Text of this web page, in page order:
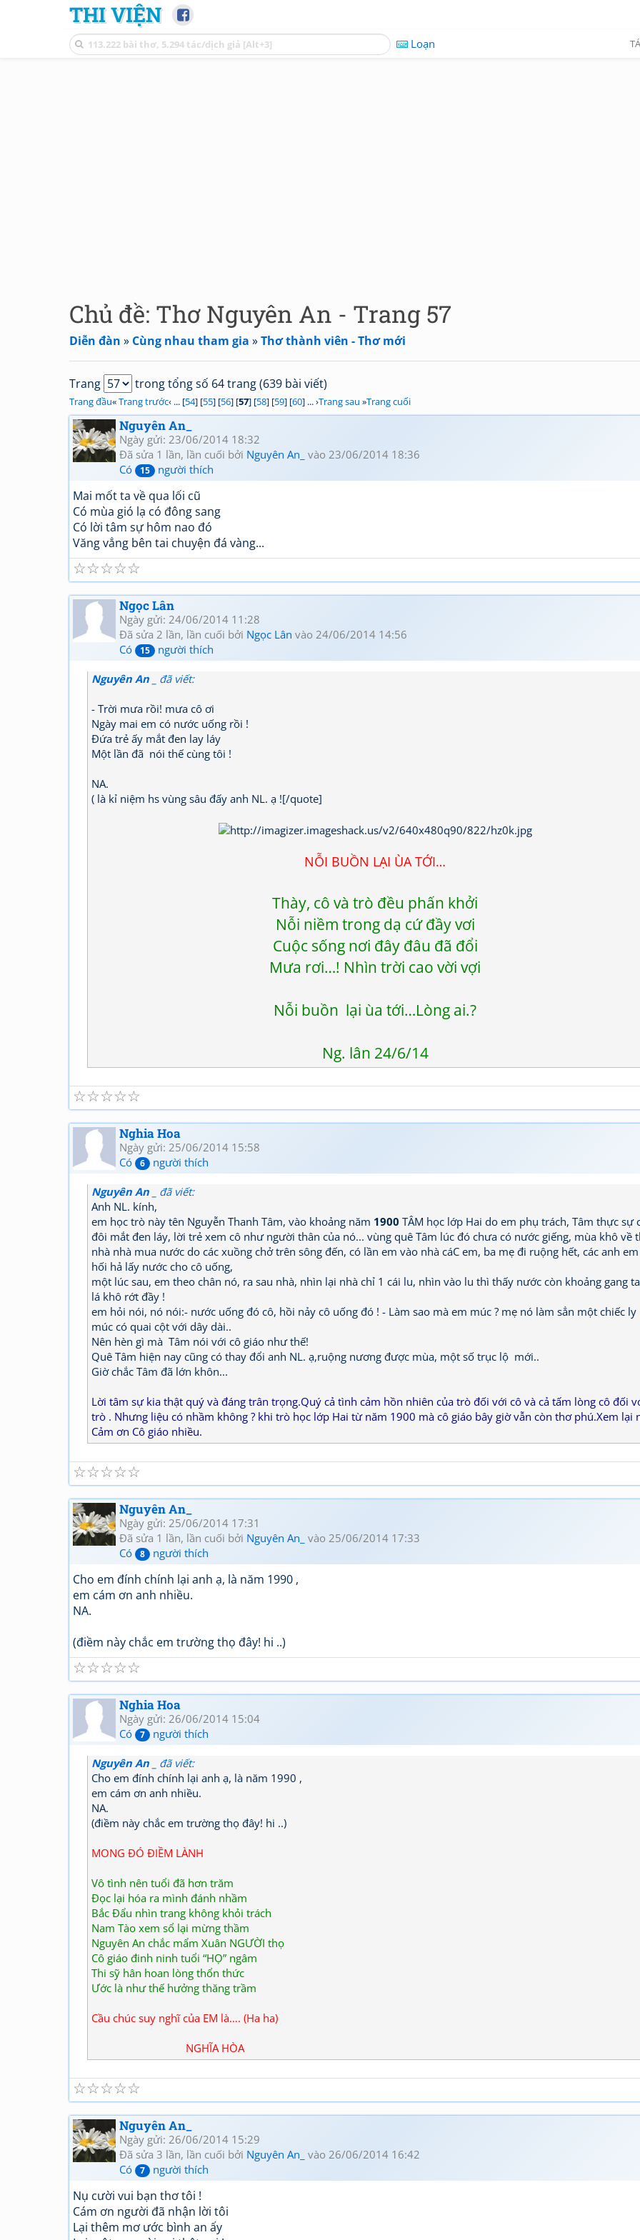
THI VIỆN
Loạn
Chủ đề: Thơ Nguyên An - Trang 57
Diễn đàn » Cùng nhau tham gia »Thơ thành viên - Thơ mới
Trang trong tổng số 64 trang (639 bài viết)
Trang đầu«Trang trước‹ ... [54] [55] [56] [57] [58] [59] [60] ... ›Trang sau »Trang cuối
Nguyên An_
Ngày gửi: 23/06/2014 18:32
Đã sửa 1 lần, lần cuối bởi Nguyên An_ vào 23/06/2014 18:36
Có
15 người thích
Mai mốt ta về qua lối cũ
Có mùa gió lạ có đông sang
Có lời tâm sự hôm nao đó
Văng vẳng bên tai chuyện đá vàng...
☆
☆
☆
☆
☆
Ngọc Lân
Ngày gửi: 24/06/2014 11:28
Đã sửa 2 lần, lần cuối bởi Ngọc Lân vào 24/06/2014 14:56
Có
15 người thích
Nguyên An _ đã viết:
- Trời mưa rồi! mưa cô ơi
Ngày mai em có nước uống rồi !
Đứa trẻ ấy mắt đen lay láy
Một lần đã nói thế cùng tôi !
NA.
( là kỉ niệm hs vùng sâu đấy anh NL. ạ ![/quote]
NỖI BUỒN LẠI ÙA TỚI…
Thày, cô và trò đều phấn khởi
Nỗi niềm trong dạ cứ đầy vơi
Cuộc sống nơi đây đâu đã đổi
Mưa rơi…! Nhìn trời cao vời vợi
Nỗi buồn lại ùa tới…Lòng ai.?
Ng. lân 24/6/14
☆
☆
☆
☆
☆
Nghia Hoa
Ngày gửi: 25/06/2014 15:58
Có
6 người thích
Nguyên An _
đã viết:
Anh NL. kính,
em học trò này tên Nguyễn Thanh Tâm, vào khoảng năm 1900 TÂM học lớp Hai do em phụ trách, Tâm thực sự
đôi mắt đen láy, lời trẻ xem cô như người thân của nó... vùng quê Tâm lúc đó chưa có nước giếng, mùa khô về
nhà nhà mua nước do các xuồng chở trên sông đến, có lần em vào nhà cáC em, ba mẹ đi ruộng hết, các anh
hối hả lấy nước cho cô uống,
một lúc sau, em theo chân nó, ra sau nhà, nhìn lại nhà chỉ 1 cái lu, nhìn vào lu thì thấy nước còn khoảng gang
lá khô rớt đầy !
em hỏi nói, nó nói:- nước uống đó cô, hồi nảy cô uống đó ! - Làm sao mà em múc ? mẹ nó làm sẳn một chiếc ly
múc có quai cột với dây dài..
Nên hèn gì mà Tâm nói với cô giáo như thế!
Quê Tâm hiện nay cũng có thay đổi anh NL. ạ,ruộng nương được mùa, một số trục lộ mới..
Giờ chắc Tâm đã lớn khôn...
Lời tâm sự kia thật quý và đáng trân trọng.Quý cả tình cảm hồn nhiên của trò đối với cô và cả tấm lòng cô đối
trò . Nhưng liệu có nhầm không ? khi trò học lớp Hai từ năm 1900 mà cô giáo bây giờ vẫn còn thơ phú.Xem lại
Cảm ơn Cô giáo nhiều.
☆
☆
☆
☆
☆
Nguyên An_
Ngày gửi: 25/06/2014 17:31
Đã sửa 1 lần, lần cuối bởi Nguyên An_ vào 25/06/2014 17:33
Có
8 người thích
Cho em đính chính lại anh ạ, là năm 1990 ,
em cám ơn anh nhiều.
NA.
(điềm này chắc em trường thọ đây! hi ..)
☆
☆
☆
☆
☆
Nghia Hoa
Ngày gửi: 26/06/2014 15:04
Có
7 người thích
Nguyên An _
đã viết:
Cho em đính chính lại anh ạ, là năm 1990 ,
em cám ơn anh nhiều.
NA.
(điềm này chắc em trường thọ đây! hi ..)
MONG ĐÓ ĐIỀM LÀNH
Vô tình nên tuổi đã hơn trăm
Đọc lại hóa ra mình đánh nhầm
Bắc Đẩu nhìn trang không khỏi trách
Nam Tào xem sổ lại mừng thầm
Nguyên An chắc mẩm Xuân NGƯỜI thọ
Cô giáo đinh ninh tuổi “HỌ” ngâm
Thi sỹ hân hoan lòng thổn thức
Ước là như thế hưởng thăng trầm
Cầu chúc suy nghĩ của EM là…. (Ha ha)
NGHĨA HÒA
☆
☆
☆
☆
☆
Nguyên An_
Ngày gửi: 26/06/2014 15:29
Đã sửa 3 lần, lần cuối bởi Nguyên An_ vào 26/06/2014 16:42
Có
7 người thích
Nụ cười vui bạn thơ tôi !
Cám ơn người đã nhận lời tôi
Lại thêm mơ ước bình an ấy